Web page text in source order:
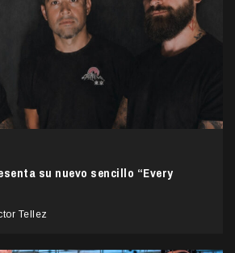
su nuevo sencillo “Every
Tellez